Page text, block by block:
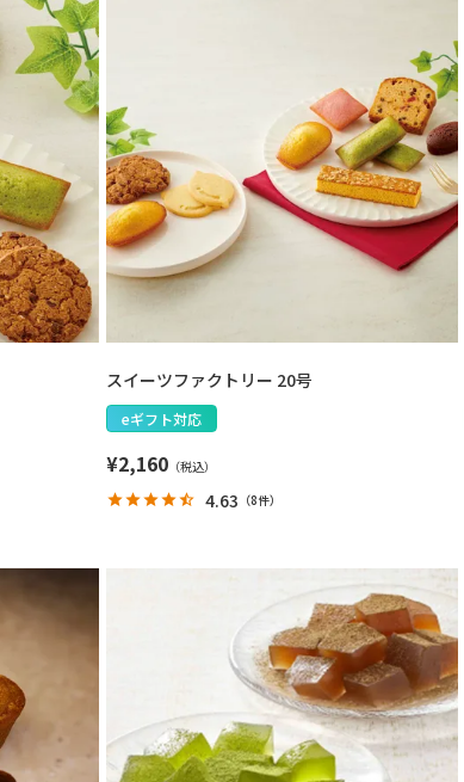
スイーツファクトリー 20号
eギフト対応
¥2,160
4.63 （8件）